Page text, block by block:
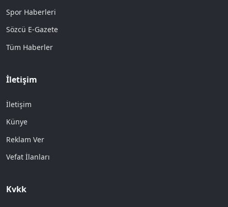
Spor Haberleri
Sözcü E-Gazete
Tüm Haberler
İletişim
İletişim
Künye
Reklam Ver
Vefat İlanları
Kvkk